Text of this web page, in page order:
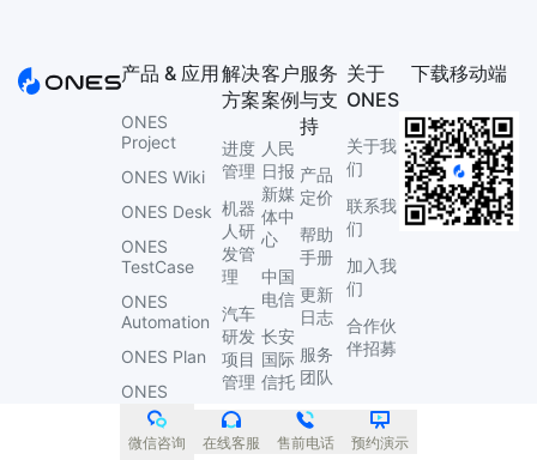
产品 & 应用
ONES
Project
ONES Wiki
ONES Desk
ONES
TestCase
ONES
Automation
ONES Plan
ONES
Performance
ONES
解决
方案
进度
管理
机器
人研
发管
理
汽车
研发
项目
管理
企业
服务
客户
案例
人民
日报
新媒
体中
心
中国
电信
长安
国际
信托
信息
服务
与支
持
产品
定价
帮助
手册
更新
日志
服务
团队
服务
介绍
关于
ONES
关于我
们
联系我
们
加入我
们
合作伙
伴招募
下载移动端
微信咨询 在线客服 售前电话 预约演示